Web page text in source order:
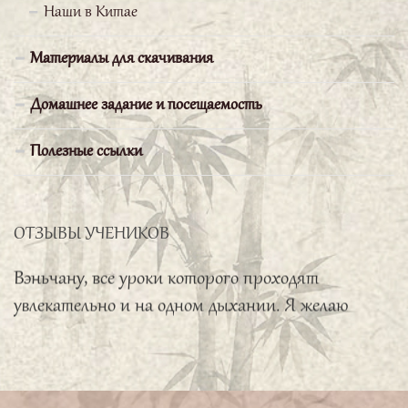
Наши в Китае
Материалы для скачивания
Домашнее задание и посещаемость
Полезные ссылки
ОТЗЫВЫ УЧЕНИКОВ
Вершинина Наталья
Я очень благодарна «Школе
Конфуция» за прекрасную
организацию учебного процесса.
На занятия хожу с огромным восторгом,
потому что царит атмосфера
доброжелательная и приветливая. Отдельная
благодарность нашему преподавателю Бай
Вэньчану, все уроки которого проходят
увлекательно и на одном дыхании. Я желаю
Школе дальнейших успехов и новых
старательных слушателей.